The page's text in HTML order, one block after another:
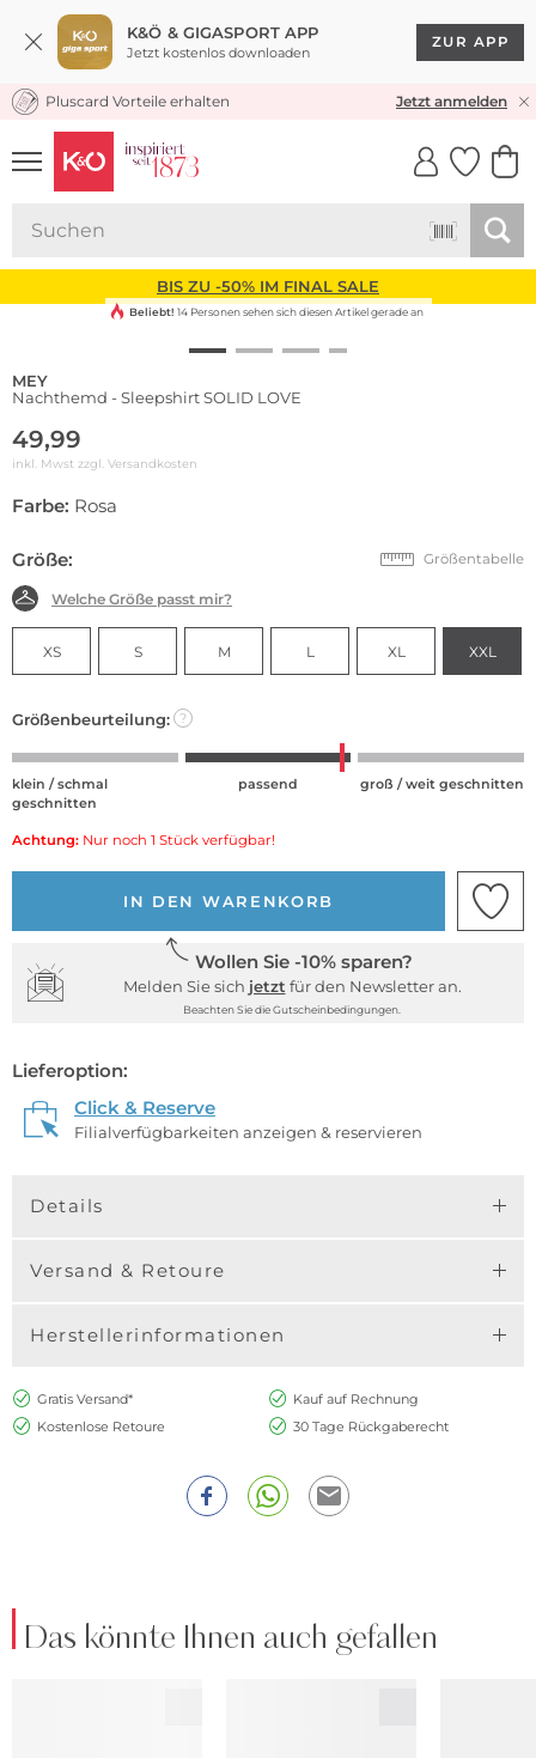
K&Ö & GIGASPORT APP
Jetzt kostenlos downloaden
ZUR APP
KOSTENLOSER VERSAND* & RÜCKVERSAND
Pluscard Vorteile erhalten Jetzt anmelden
UNSERE APP
CLICK &
BIS ZU -50% IM FINAL SALE
Beliebt! 14 Personen sehen sich diesen Artikel gerade an
MEY
Nachthemd - Sleepshirt SOLID LOVE
49,99
inkl. Mwst zzgl. Versandkosten
Farbe: Rosa
Größe: Größentabelle
Welche Größe passt mir?
XS S M L XL XXL
Größenbeurteilung: ?
klein / schmal
geschnitten
passend groß / weit geschnitten
Achtung: Nur noch 1 Stück verfügbar!
IN DEN WARENKORB
Wollen Sie -10% sparen?
Melden Sie sich jetzt für den Newsletter an.
Beachten Sie die Gutscheinbedingungen.
Lieferoption:
Click & Reserve
Filialverfügbarkeiten anzeigen & reservieren
Details
Versand & Retoure
Herstellerinformationen
Gratis Versand*
Kauf auf Rechnung
Kostenlose Retoure
30 Tage Rückgaberecht
Das könnte Ihnen auch gefallen